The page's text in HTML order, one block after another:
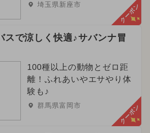
埼玉県新座市 クーポン
スで涼しく快適♪サバンナ冒
100種以上の動物とゼロ距
離！ふれあいやエサやり体
験も♪
群馬県富岡市 クーポン